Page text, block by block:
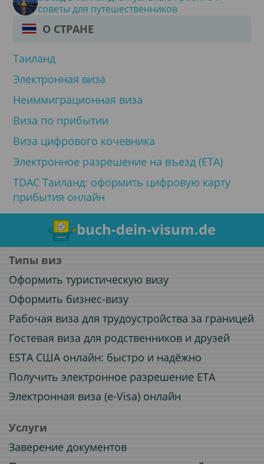
советы для путешественников
О СТРАНЕ
Таиланд
Электронная виза
Неиммиграционная виза
Виза по прибытии
Виза цифрового кочевника
Электронное разрешение на въезд (ETA)
TDAC Таиланд: оформить цифровую карту
прибытия онлайн
buch-dein-visum.de
Типы виз
Оформить туристическую визу
Оформить бизнес-визу
Рабочая виза для трудоустройства за границей
Гостевая виза для родственников и друзей
ESTA США онлайн: быстро и надёжно
Получить электронное разрешение ETA
Электронная виза (e-Visa) онлайн
Услуги
Заверение документов